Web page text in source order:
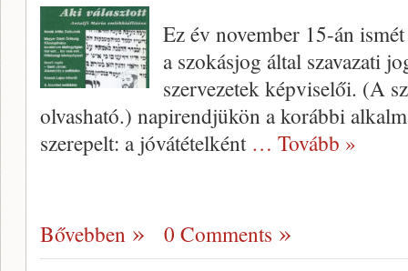
Ez év november 15-án
a szokásjog által szavazati
szervezetek képviselői. (A
olvasható.) napirendjükön a korábbi
szerepelt: a jóvátételként … Tovább »
Bővebben 0 Comments